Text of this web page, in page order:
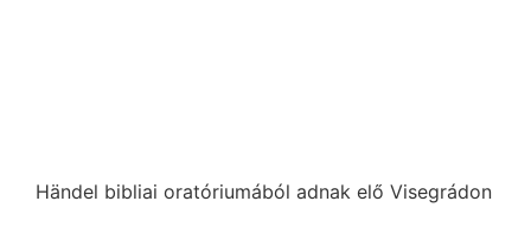
Händel bibliai oratóriumából adnak elő Visegrádon